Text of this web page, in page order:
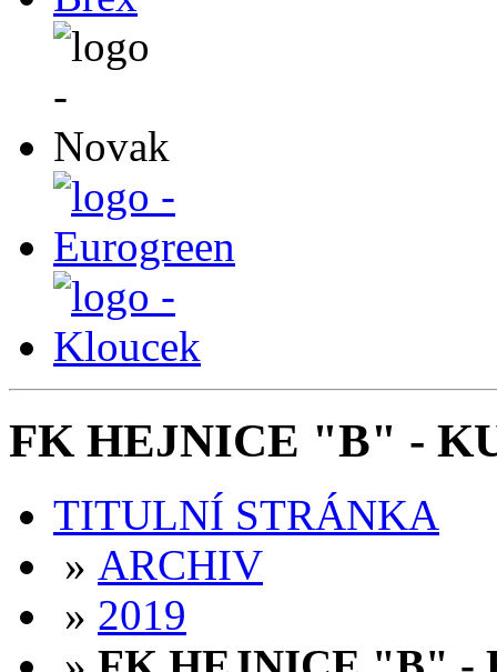
FK HEJNICE "B" -
TITULNÍ STRÁNKA
» ARCHIV
» 2019